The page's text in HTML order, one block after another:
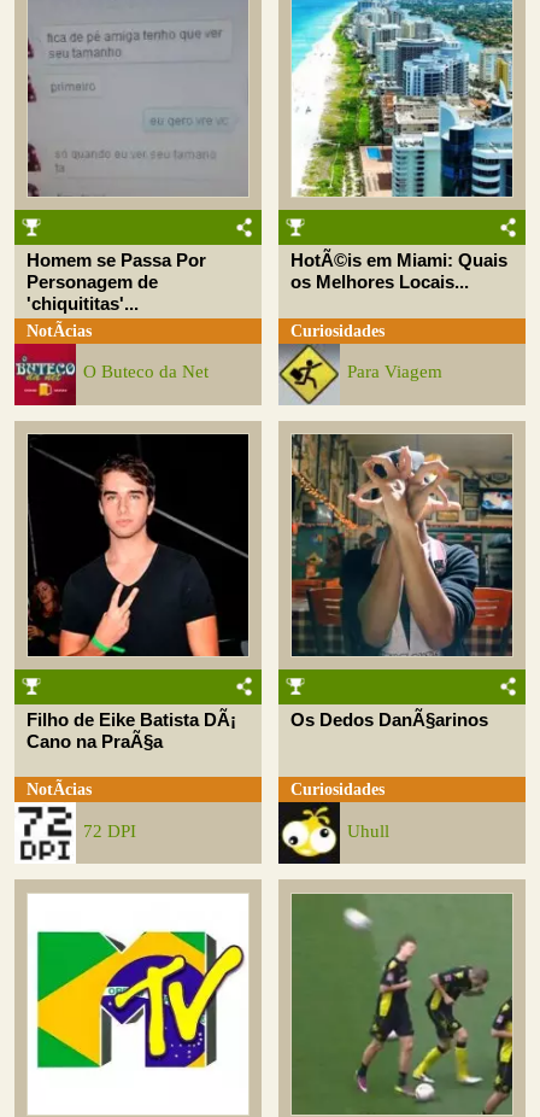
Homem se Passa Por
Personagem de
'chiquititas'...
NotÃ­cias
O Buteco da Net
HotÃ©is em Miami: Quais
os Melhores Locais...
Curiosidades
Para Viagem
Filho de Eike Batista DÃ¡
Cano na PraÃ§a
NotÃ­cias
72 DPI
Os Dedos DanÃ§arinos
Curiosidades
Uhull